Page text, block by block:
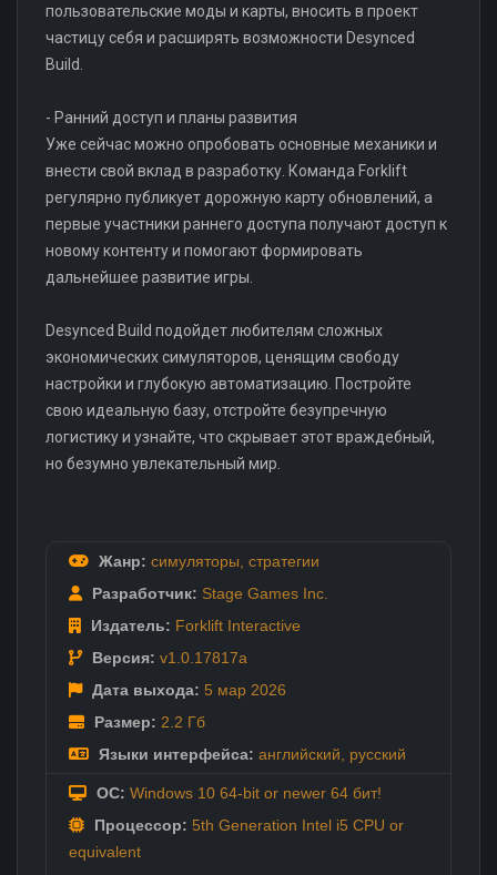
пользовательские моды и карты, вносить в проект
частицу себя и расширять возможности Desynced
Build.
- Ранний доступ и планы развития
Уже сейчас можно опробовать основные механики и
внести свой вклад в разработку. Команда Forklift
регулярно публикует дорожную карту обновлений, а
первые участники раннего доступа получают доступ к
новому контенту и помогают формировать
дальнейшее развитие игры.
Desynced Build подойдет любителям сложных
экономических симуляторов, ценящим свободу
настройки и глубокую автоматизацию. Постройте
свою идеальную базу, отстройте безупречную
логистику и узнайте, что скрывает этот враждебный,
но безумно увлекательный мир.
Жанр: симуляторы стратегии
Разработчик: Stage Games Inc.
Издатель: Forklift Interactive
Версия: v1.0.17817a
Дата выхода: 5 мар 2026
Размер: 2.2 Гб
Языки интерфейса: английский русский
ОС: Windows 10 64-bit or newer 64 бит!
Процессор: 5th Generation Intel i5 CPU or
equivalent